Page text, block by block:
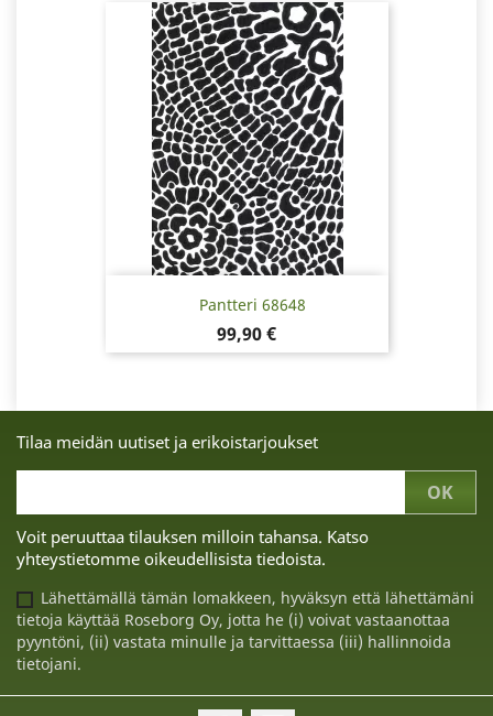
Pantteri 68648
Hinta
99,90 €
Tilaa meidän uutiset ja erikoistarjoukset
Voit peruuttaa tilauksen milloin tahansa. Katso
yhteystietomme oikeudellisista tiedoista.
Lähettämällä tämän lomakkeen, hyväksyn että lähettämäni
tietoja käyttää Roseborg Oy, jotta he (i) voivat vastaanottaa
pyyntöni, (ii) vastata minulle ja tarvittaessa (iii) hallinnoida
tietojani.